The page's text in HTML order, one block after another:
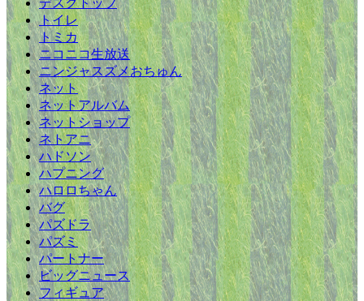
トイレ
トミカ
ニコニコ生放送
ニンジャスズメおちゅん
ネット
ネットアルバム
ネットショップ
ネトアニ
ハドソン
ハプニング
ハロロちゃん
バグ
パズドラ
パズミ
パートナー
ビッグニュース
フィギュア